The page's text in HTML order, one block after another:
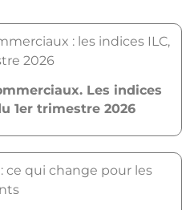
Les indices
1er trimestre 2026